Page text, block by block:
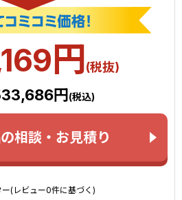
円(税抜)
円(税込)
相談・お見積り
(レビュー0件に基づく)